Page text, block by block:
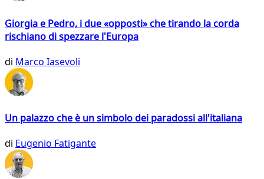
Giorgia e Pedro, i due «opposti» che tirando la corda
rischiano di spezzare l'Europa
di Marco Iasevoli
Un palazzo che è un simbolo dei paradossi all'italiana
di Eugenio Fatigante